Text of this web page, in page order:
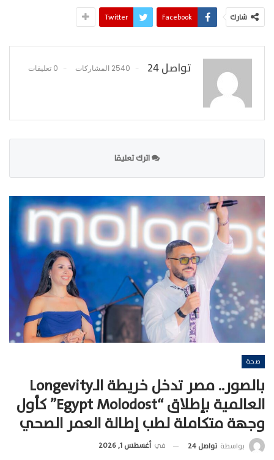
شارك Facebook
Twitter
تواصل 24 2540 المشاركات 0 تعليقات
اترك تعليقا
صحة
بالصور.. مصر تدخل خريطة الـLongevity
العالمية بإطلاق “Egypt Molodost” كأول
وجهة متكاملة لطب إطالة العمر الصحي
بواسطة تواصل 24 في أغسطس 1, 2026